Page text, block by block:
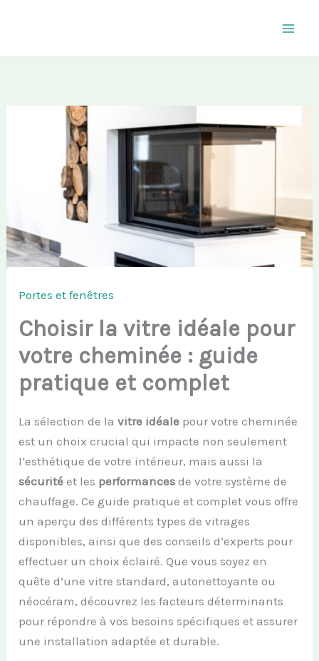
Portes et fenêtres
Choisir la vitre idéale pour
votre cheminée : guide
pratique et complet
La sélection de lavitre idéale pour votre cheminée
est un choix crucial qui impacte non seulement
l’esthétique de votre intérieur, mais aussi la
sécurité et les performances de votre système de
chauffage. Ce guide pratique et complet vous offre
un aperçu des différents types de vitrages
disponibles, ainsi que des conseils d’experts pour
effectuer un choix éclairé. Que vous soyez en
quête d’une vitre standard, autonettoyante ou
néocéram, découvrez les facteurs déterminants
pour répondre à vos besoins spécifiques et assurer
une installation adaptée et durable.